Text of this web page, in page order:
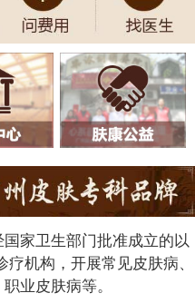
家卫生部门批准成立的以
机构，开展常见皮肤病、
业皮肤病等。